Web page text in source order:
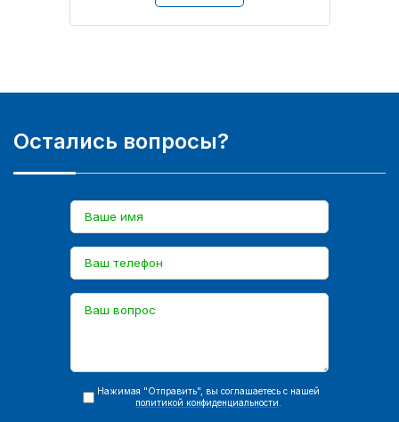
Остались вопросы?
Нажимая "Отправить", вы соглашаетесь с нашей
политикой конфиденциальности